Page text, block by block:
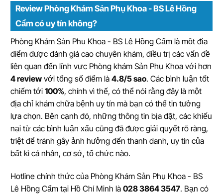
Review Phòng Khám Sản Phụ Khoa - BS Lê Hồng
Cẩm có uy tín không?
Phòng Khám Sản Phụ Khoa - BS Lê Hồng Cẩm là một địa
điểm được đánh giá cao chuyên khám, điều trị các vấn đề
liên quan đến lĩnh vực Phòng khám Sản Phụ Khoa với hơn
4 review với tổng số điểm là 4.8/5 sao. Các bình luận tốt
chiếm tới 100%, chính vì thế, có thể nói rằng đây là một
địa chỉ khám chữa bệnh uy tín mà bạn có thể tin tưởng
lựa chọn. Bên cạnh đó, những thông tin bịa đặt, các khiếu
nại từ các bình luận xấu cũng đã được giải quyết rõ ràng,
triệt để tránh gây ảnh hưởng đến thanh danh, uy tín của
bất kì cá nhân, cơ sở, tổ chức nào.
Hotline chính thức của Phòng Khám Sản Phụ Khoa - BS
Lê Hồng Cẩm tại Hồ Chí Minh là 028 3864 3547. Bạn có